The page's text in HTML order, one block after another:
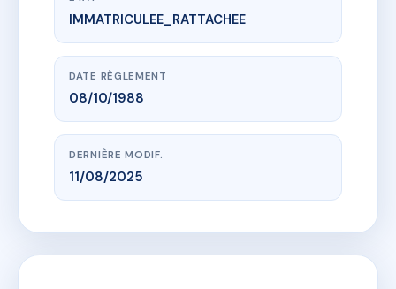
www.vme.plus/AC6629653
L EPERVIERE
229 chemin des carines, 05330 Saint-Chaffrey
IMMATRICULEE_RATTACHEE
DATE RÈGLEMENT
08/10/1988
DERNIÈRE MODIF.
11/08/2025